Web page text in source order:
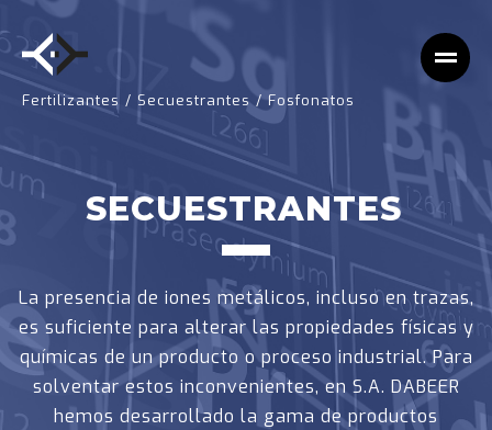
Fertilizantes / Secuestrantes / Fosfonatos
SECUESTRANTES
La presencia de iones metálicos, incluso en trazas,
es suficiente para alterar las propiedades físicas y
químicas de un producto o proceso industrial. Para
solventar estos inconvenientes, en S.A. DABEER
hemos desarrollado la gama de productos